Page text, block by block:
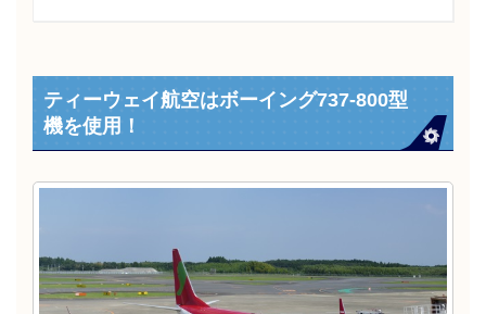
ティーウェイ航空はボーイング737-800型
機を使用！